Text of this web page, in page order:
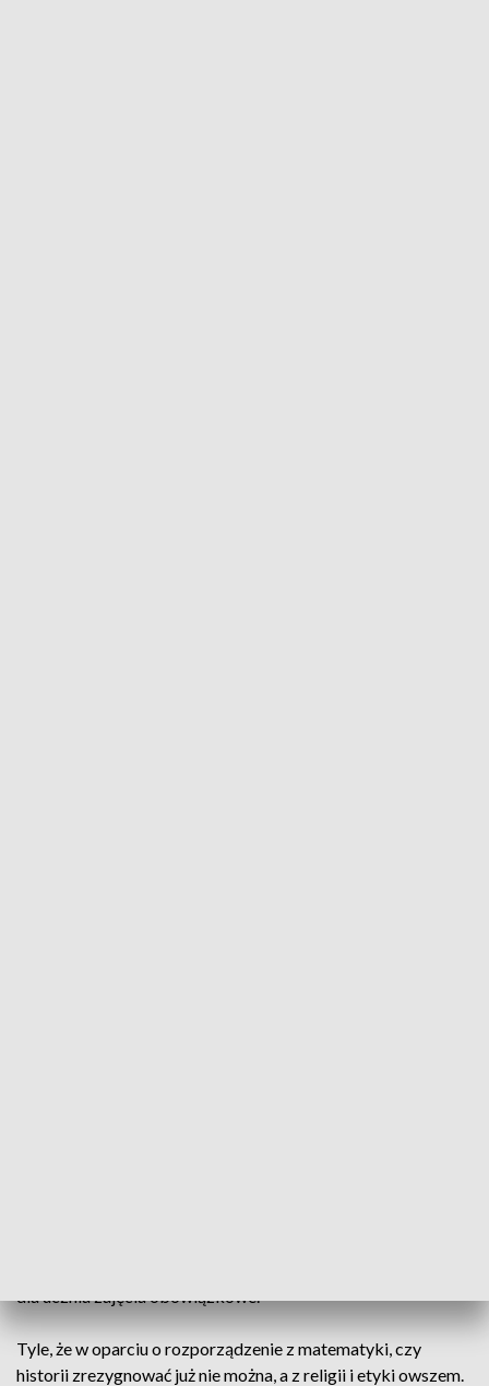
dla ucznia zajęcia obowiązkowe.”
Tyle, że w oparciu o rozporządzenie z matematyki, czy
historii zrezygnować już nie można, a z religii i etyki owszem.